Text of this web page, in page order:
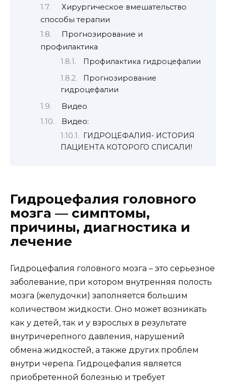
Хирургическое вмешательство
способы терапии
Прогнозирование и
профилактика
Профилактика гидроцефалии
Прогнозирование
гидроцефалии
Видео
Видео:
ГИДРОЦЕФАЛИЯ- ИСТОРИЯ
ПАЦИЕНТА КОТОРОГО СПИСАЛИ!
Гидроцефалия головного
мозга — симптомы,
причины, диагностика и
лечение
Гидроцефалия головного мозга – это серьезное
заболевание, при котором внутренняя полость
мозга (желудочки) заполняется большим
количеством жидкости. Оно может возникать
как у детей, так и у взрослых в результате
внутричерепного давления, нарушений
обмена жидкостей, а также других проблем
внутри черепа. Гидроцефалия является
приобретенной болезнью и требует